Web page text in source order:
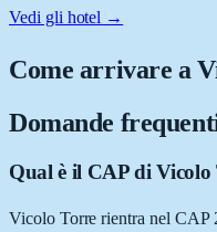
Vedi gli hotel →
Come arrivare a
Domande
Qual è il CAP di
Vicolo Torre rientra nel CAP